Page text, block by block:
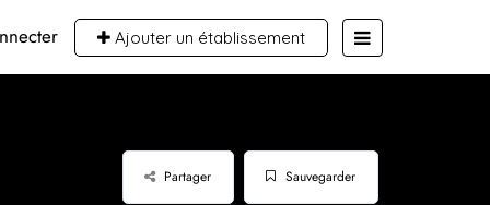
Ajouter un établissement
Sauvegarder
Partager